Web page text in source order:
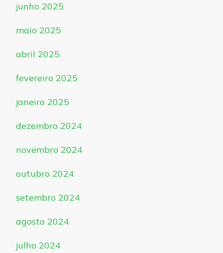
junho 2025
maio 2025
abril 2025
fevereiro 2025
janeiro 2025
dezembro 2024
novembro 2024
outubro 2024
setembro 2024
agosto 2024
julho 2024